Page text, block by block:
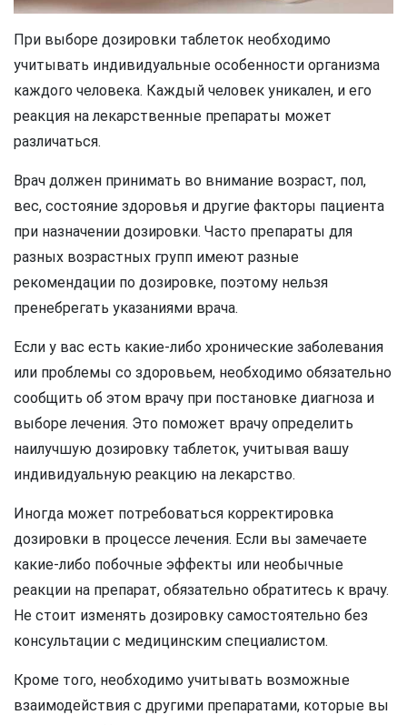
При выборе дозировки таблеток необходимо
учитывать индивидуальные особенности организма
каждого человека. Каждый человек уникален, и его
реакция на лекарственные препараты может
различаться.
Врач должен принимать во внимание возраст, пол,
вес, состояние здоровья и другие факторы пациента
при назначении дозировки. Часто препараты для
разных возрастных групп имеют разные
рекомендации по дозировке, поэтому нельзя
пренебрегать указаниями врача.
Если у вас есть какие-либо хронические заболевания
или проблемы со здоровьем, необходимо обязательно
сообщить об этом врачу при постановке диагноза и
выборе лечения. Это поможет врачу определить
наилучшую дозировку таблеток, учитывая вашу
индивидуальную реакцию на лекарство.
Иногда может потребоваться корректировка
дозировки в процессе лечения. Если вы замечаете
какие-либо побочные эффекты или необычные
реакции на препарат, обязательно обратитесь к врачу.
Не стоит изменять дозировку самостоятельно без
консультации с медицинским специалистом.
Кроме того, необходимо учитывать возможные
взаимодействия с другими препаратами, которые вы